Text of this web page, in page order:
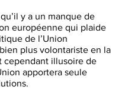
y a un manque de
européenne qui plaide
de l’Union
plus volontariste en la
cependant illusoire de
apportera seule